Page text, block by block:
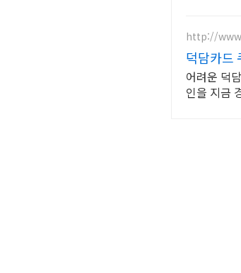
http://
덕담카드
어려운 덕
인을 지금